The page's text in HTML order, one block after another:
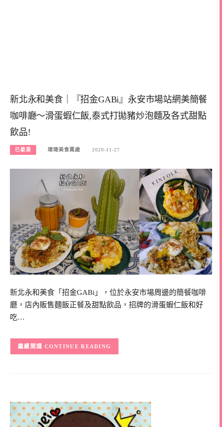
新北永和美食｜『招金GABi』永安市場站網美簡餐
咖啡廳～滑蛋蝦仁飯,泰式打拋豬炒泡麵及各式甜點
飲品!
已歇業 瑋瑋美食萬歲 2020-11-27
新北永和美食「招金GABi」，位於永安市場周邊的簡餐咖啡
廳，店內販售麵飯正餐及甜點飲品，招牌的滑蛋蝦仁飯和好
吃…
CONTINUE READING